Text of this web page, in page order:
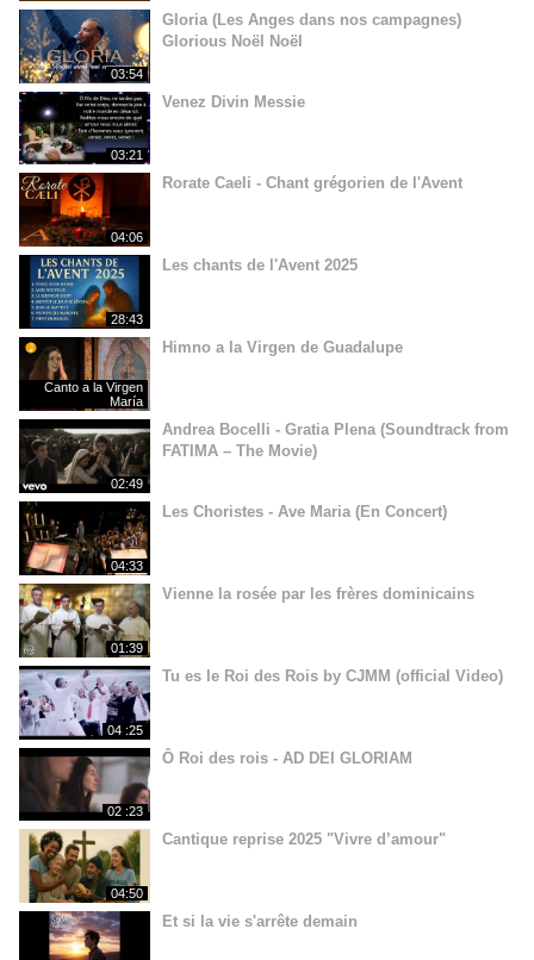
03:54
Gloria (Les Anges dans nos campagnes)
Glorious Noël Noël
03:21
Venez Divin Messie
04:06
Rorate Caeli - Chant grégorien de l'Avent
28:43
Les chants de l'Avent 2025
Canto a la Virgen
María
Himno a la Virgen de Guadalupe
02:49
Andrea Bocelli - Gratia Plena (Soundtrack from
FATIMA – The Movie)
04:33
Les Choristes - Ave Maria (En Concert)
01:39
Vienne la rosée par les frères dominicains
04 :25
Tu es le Roi des Rois by CJMM (official Video)
02 :23
Ô Roi des rois - AD DEI GLORIAM
04:50
Cantique reprise 2025 "Vivre d’amour"
Et si la vie s'arrête demain